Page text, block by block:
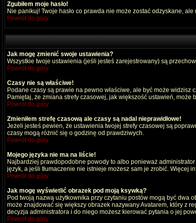
Zgubiłem moje hasło!
Nie panikuj! Twoje hasło co prawda nie może zostać odzyskane,
Powrót do góry
Jak mogę zmienić swoje ustawienia?
Wszystkie twoje ustawienia (jeśli jesteś zarejestrowany) są
Powrót do góry
Czasy nie są właściwe!
Podane czasy są prawie na pewno właściwe, ale być może
Pamiętaj, że zmiana strefy czasowej, jak większość ustawień,
Powrót do góry
Zmieniłem strefę czasową ale czasy są nadal nieprawidłowe!
Jeżeli jesteś pewien, że ustawienia twojej strefy czasowej są
czasy mogą różnić się o godzinę od prawdziwych.
Powrót do góry
Mojego języka nie ma na liście!
Najbardziej prawdopodobne powody to albo ponieważ
język, a jeśli tłumaczenie nie istnieje możesz sam je zrobić. Więcej
Powrót do góry
Jak mogę wyświetlić obrazek pod moją ksywką?
Pod twoją nazwą użytkownika przy czytaniu postów mogą być dwa
może znajdować się większy obrazek nazywany Avatarem, który z
decyzja administratora i do niego możesz kierować pytania o jej
Powrót do góry